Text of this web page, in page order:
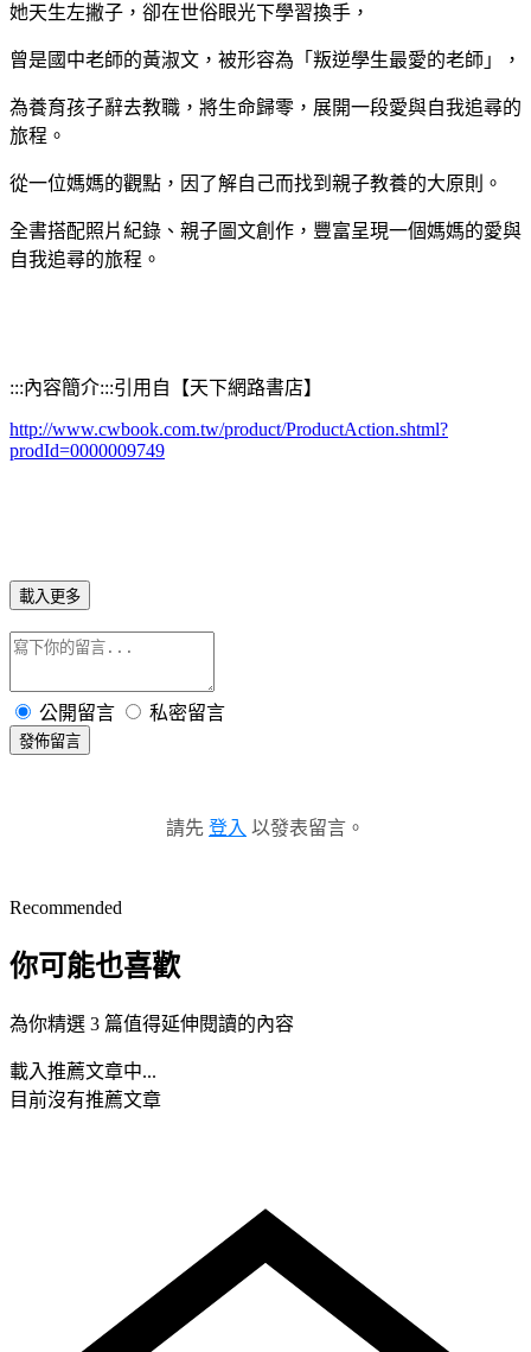
她天生左撇子，卻在世俗眼光下學習換手，
曾是國中老師的黃淑文，被形容為「叛逆學生最愛的老師」，
為養育孩子辭去教職，將生命歸零，展開一段愛與自我追尋的
旅程。
從一位媽媽的觀點，因了解自己而找到親子教養的大原則。
全書搭配照片紀錄、親子圖文創作，豐富呈現一個媽媽的愛與
自我追尋的旅程。
:::內容簡介:::引用自【天下網路書店】
http://www.cwbook.com.tw/product/ProductAction.shtml?
prodId=0000009749
載入更多
公開留言 私密留言
發佈留言
請先 登入 以發表留言。
Recommended
你可能也喜歡
為你精選 3 篇值得延伸閱讀的內容
載入推薦文章中...
目前沒有推薦文章